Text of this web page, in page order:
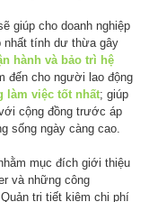
giúp cho doanh nghiệp
nhất tính dư thừa gây
hành và bảo trì hệ
đến cho người lao động
làm việc tốt nhất; giúp
cộng đồng trước áp
sống ngày càng cao.
mục đích giới thiệu
và những công
trị tiết kiệm chi phí